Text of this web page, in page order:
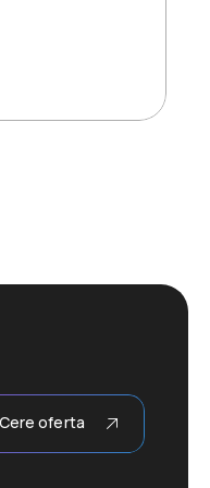
Cere oferta